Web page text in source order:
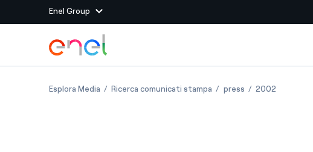
Enel Group
Siti del Gruppo
Enel Green Power Produciamo energia pulita da
Vai al contenuto principale
Esplora MediaENEL: CONCLUSI I LAVORI DEL FORUM SULL'ENERGIA
Ricerca comunicati stampa ENEL: CONCLUSI I LAVORI
pressENEL: CONCLUSI I
2002